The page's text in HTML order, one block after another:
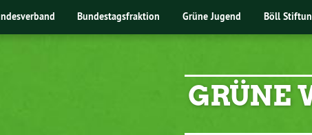
Bundestagsfraktion Grüne Jugend Böll
GRÜNE